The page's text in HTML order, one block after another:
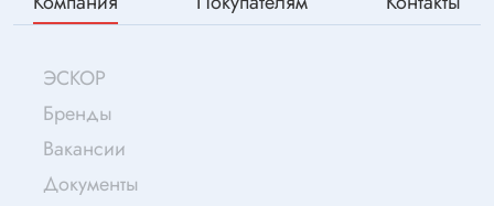
ЭСКОР
Бренды
Вакансии
Документы